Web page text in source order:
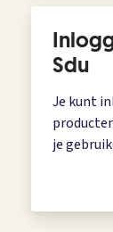
Sdu
Je kunt
je